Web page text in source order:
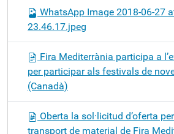
WhatsApp Image 2018-06-27
23.46.17.jpeg
Fira Mediterrània participa a
per participar als festivals de
(Canadà)
Oberta la sol·licitud d’oferta
transport de material de Fira